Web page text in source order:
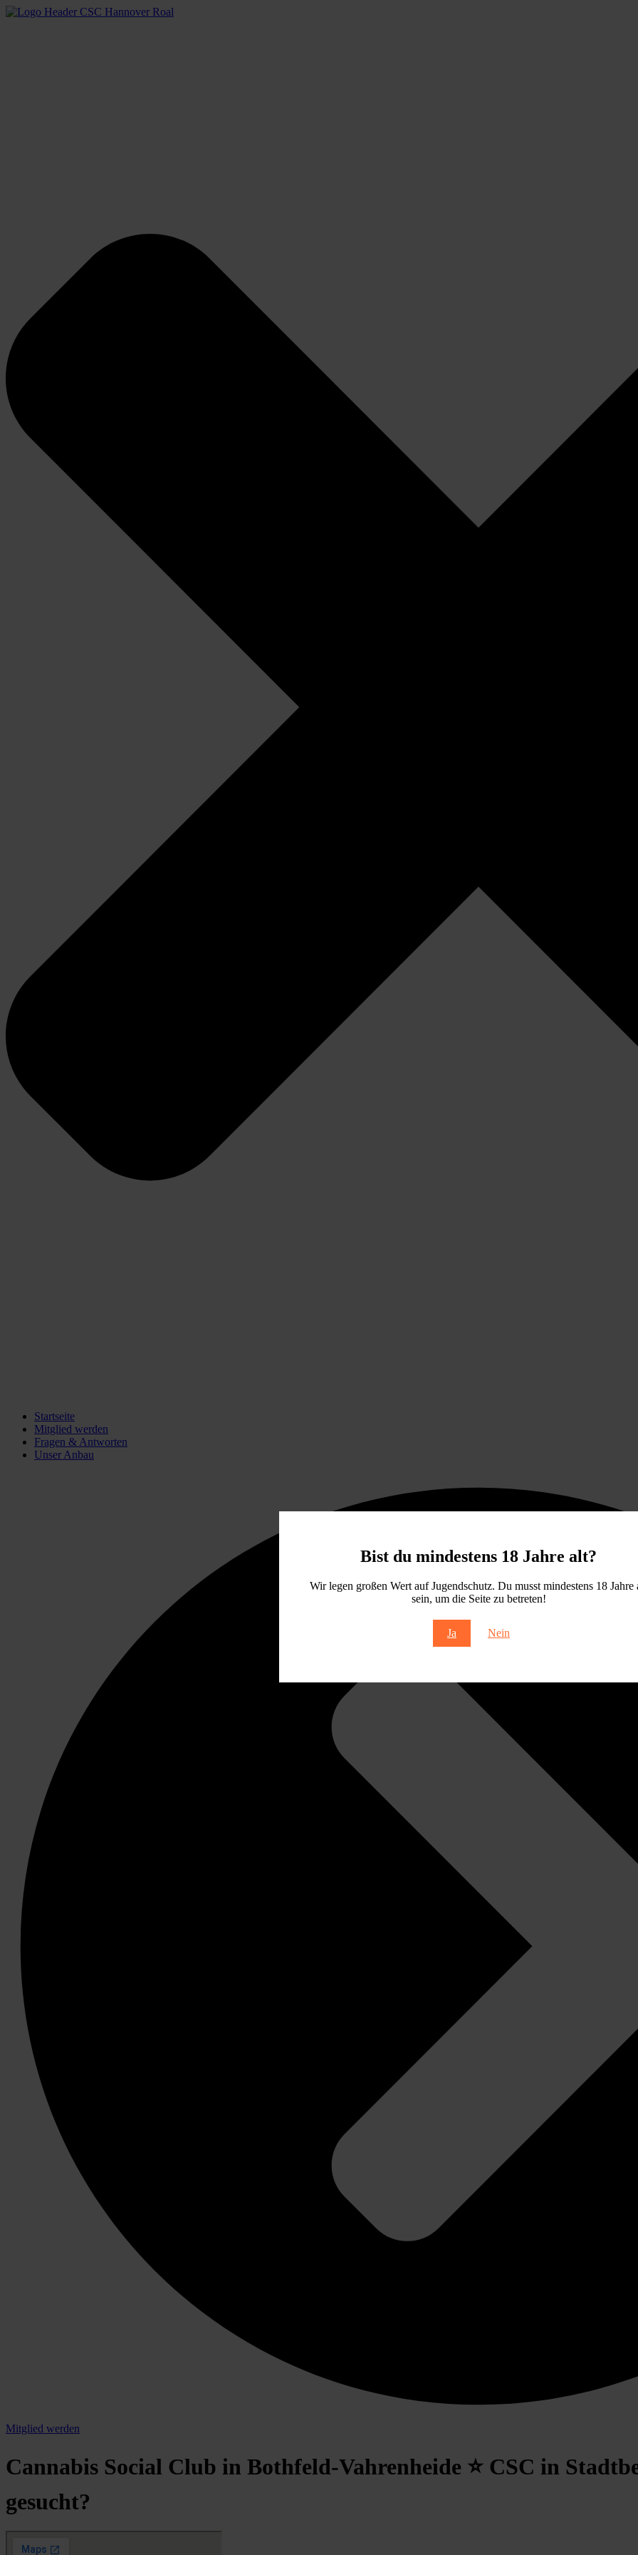
Bist du mindestens 18 Jahre alt?
Wir legen großen Wert auf Jugendschutz. Du musst mindestens 18 Jahre
sein, um die Seite zu betreten!
Ja Nein
Startseite
Mitglied werden
Fragen & Antworten
Unser Anbau
Mitglied werden
Cannabis Social Club in Bothfeld-Vahrenheide ⭐ CSC in
gesucht?